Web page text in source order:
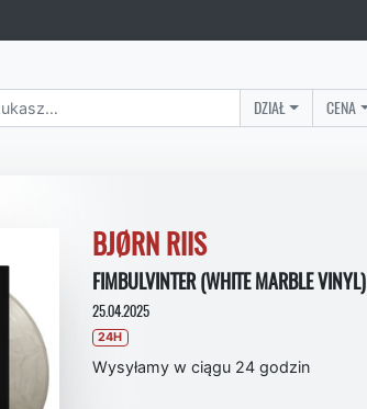
DZIAŁ CENA
BJØRN RIIS
FIMBULVINTER (WHITE MARBLE VINYL)
25.04.2025
24H
Wysyłamy w ciągu 24 godzin